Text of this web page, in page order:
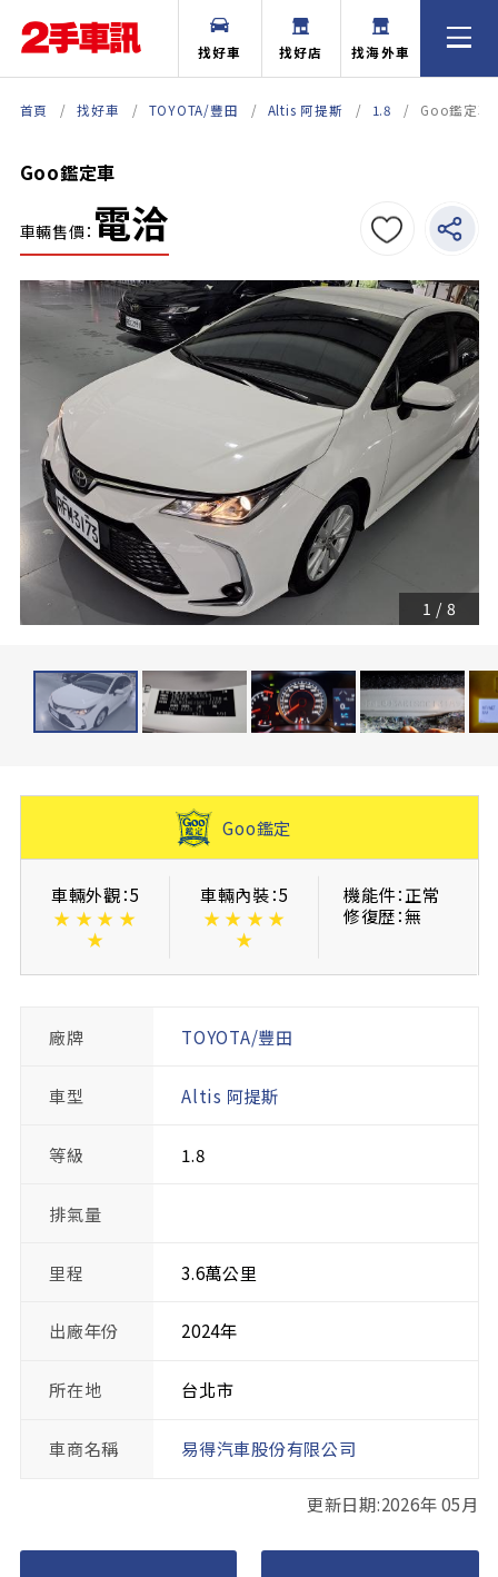
找好車 找好店 找海外車
首頁 找好車 TOYOTA/豐田 Altis 阿提斯 1.8 Goo鑑定車
Goo鑑定車
車輛售價： 電洽
1 / 8
Goo鑑定
車輛外觀：5
★ ★ ★ ★
★
車輛內裝：5
★ ★ ★ ★
★
機能件：正常
修復歴：無
廠牌 TOYOTA/豐田
車型 Altis 阿提斯
等級 1.8
排氣量
里程 3.6萬公里
出廠年份 2024年
所在地 台北市
車商名稱 易得汽車股份有限公司
更新日期:2026年 05月